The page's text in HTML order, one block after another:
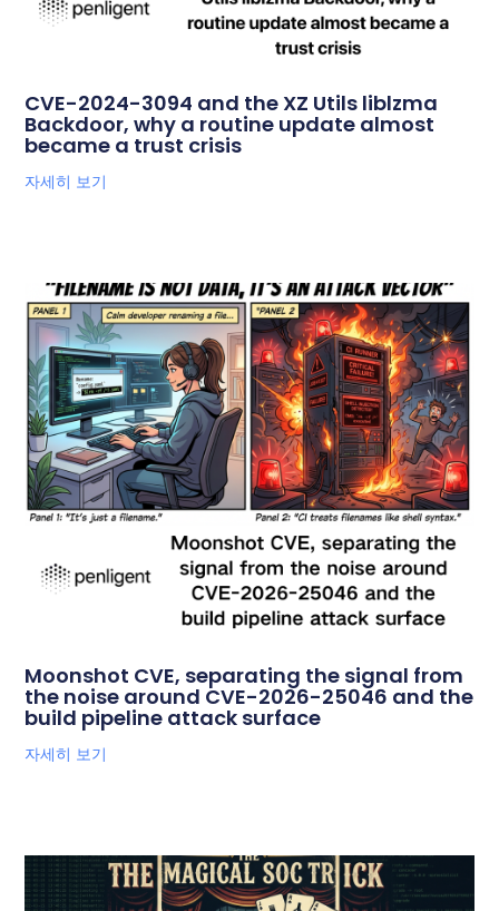
CVE-2024-3094 and the XZ Utils liblzma
Backdoor, why a routine update almost
became a trust crisis
자세히 보기
Moonshot CVE, separating the signal from
the noise around CVE-2026-25046 and the
build pipeline attack surface
자세히 보기